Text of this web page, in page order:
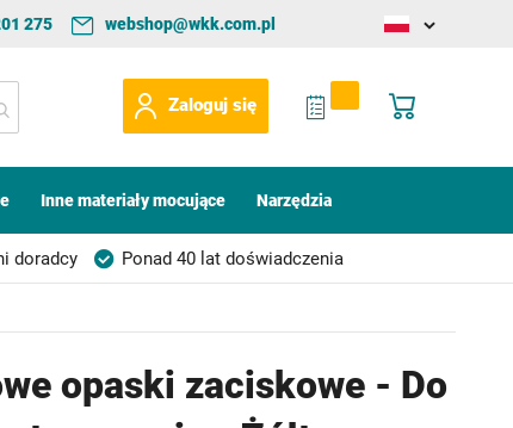
webshop@wkk.com.pl
275
Change
Zaloguj się
Mój koszyk
My Quote
Inne materiały mocujące Narzędzia
doradcy
Ponad 40 lat doświadczenia
opaski zaciskowe - Do